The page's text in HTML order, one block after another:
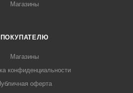
Магазины
ПОКУПАТЕЛЮ
Магазины
конфиденциальности
оферта